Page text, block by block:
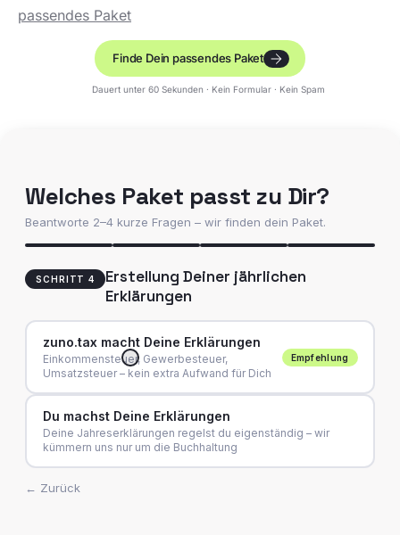
passendes Paket
Finde Dein passendes Paket
Dauert unter 60 Sekunden · Kein Formular · Kein Spam